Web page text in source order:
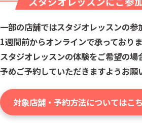
一部の店舗ではスタジオレッスンの参
1週間前からオンラインで承っておりま
スタジオレッスンの体験をご希望の場
予めご予約していただきますようお願
対象店舗・予約方法についてはこ